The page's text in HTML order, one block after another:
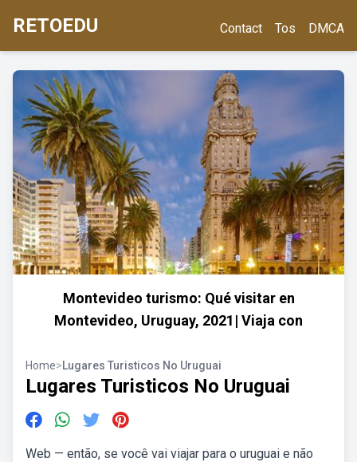
RETOEDU Contact Tos DMCA
Montevideo turismo: Qué visitar en
Montevideo, Uruguay, 2021| Viaja con
Home>Lugares Turisticos No Uruguai
Lugares Turisticos No Uruguai
Web — então, se você vai viajar para o uruguai e não